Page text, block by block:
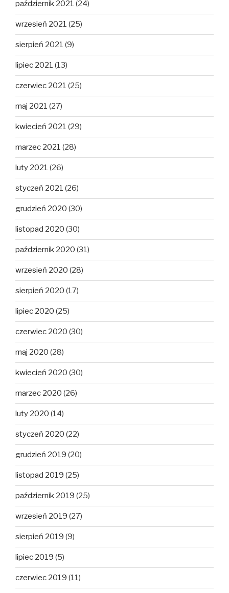
październik 2021 (24)
wrzesień 2021 (25)
sierpień 2021 (9)
lipiec 2021 (13)
czerwiec 2021 (25)
maj 2021 (27)
kwiecień 2021 (29)
marzec 2021 (28)
luty 2021 (26)
styczeń 2021 (26)
grudzień 2020 (30)
listopad 2020 (30)
październik 2020 (31)
wrzesień 2020 (28)
sierpień 2020 (17)
lipiec 2020 (25)
czerwiec 2020 (30)
maj 2020 (28)
kwiecień 2020 (30)
marzec 2020 (26)
luty 2020 (14)
styczeń 2020 (22)
grudzień 2019 (20)
listopad 2019 (25)
październik 2019 (25)
wrzesień 2019 (27)
sierpień 2019 (9)
lipiec 2019 (5)
czerwiec 2019 (11)